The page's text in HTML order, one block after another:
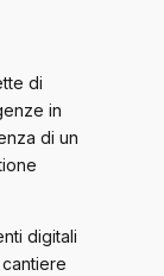
di
in
di un
digitali